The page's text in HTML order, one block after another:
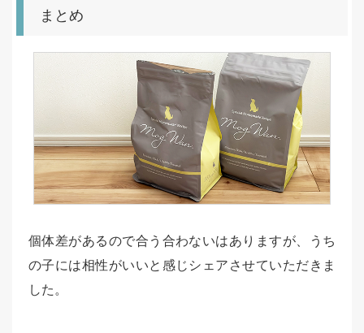
まとめ
個体差があるので合う合わないはありますが、うち
の子には相性がいいと感じシェアさせていただきま
した。